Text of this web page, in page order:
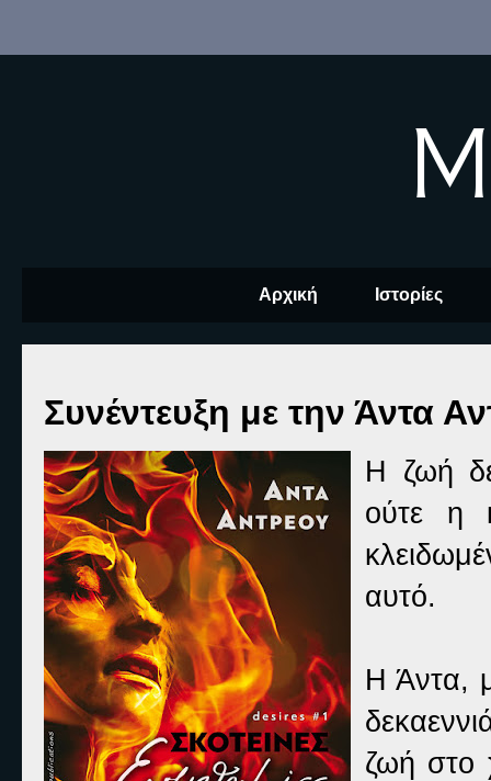
Αρχική Ιστορίες
Συνέντευξη με την Άντα
Η ζωή
ούτε η
αυτό.
Η Άντα,
ζωή στο